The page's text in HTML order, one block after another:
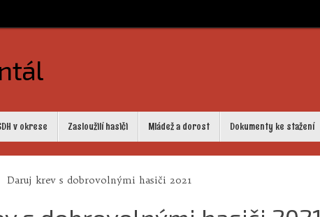
v okrese Zasloužilí hasiči Mládež a dorost Dokumenty ke stažení
Daruj krev s dobrovolnými hasiči 2021